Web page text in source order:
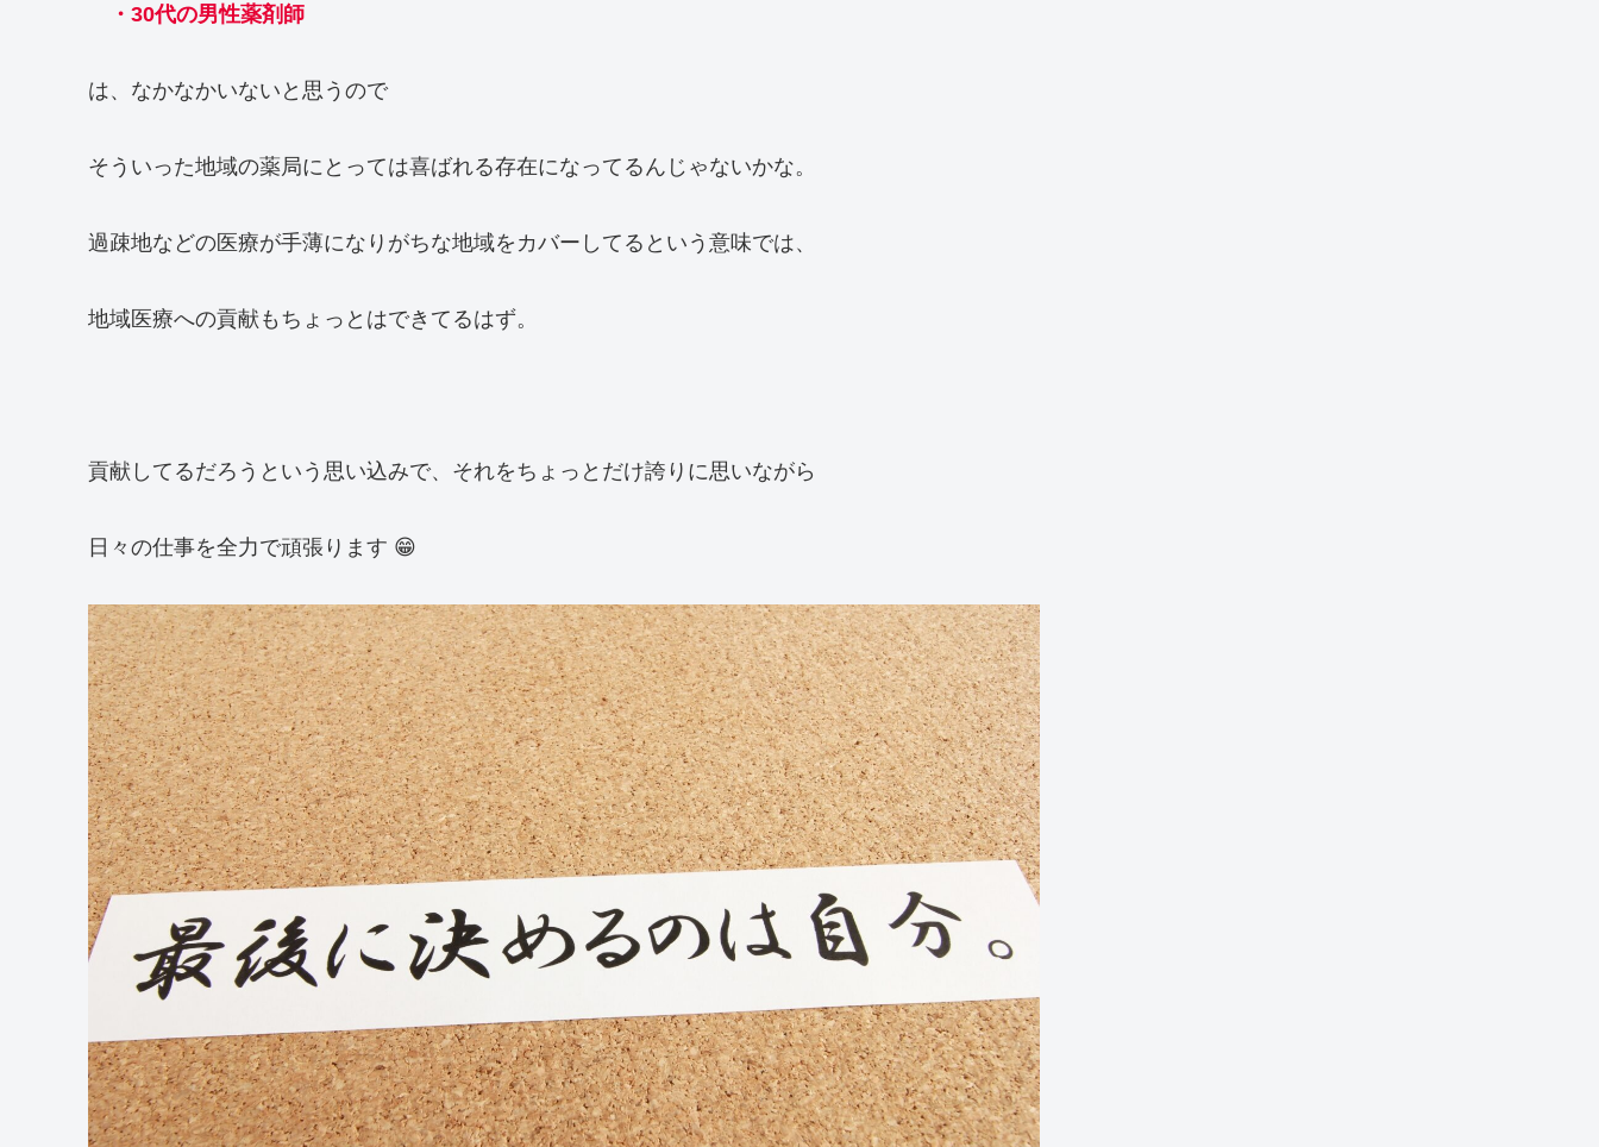
・30代の男性薬剤師
は、なかなかいないと思うので
そういった地域の薬局にとっては喜ばれる存在になってるんじゃないかな。
過疎地などの医療が手薄になりがちな地域をカバーしてるという意味では、
地域医療への貢献もちょっとはできてるはず。
貢献してるだろうという思い込みで、それをちょっとだけ誇りに思いながら
日々の仕事を全力で頑張ります 😁